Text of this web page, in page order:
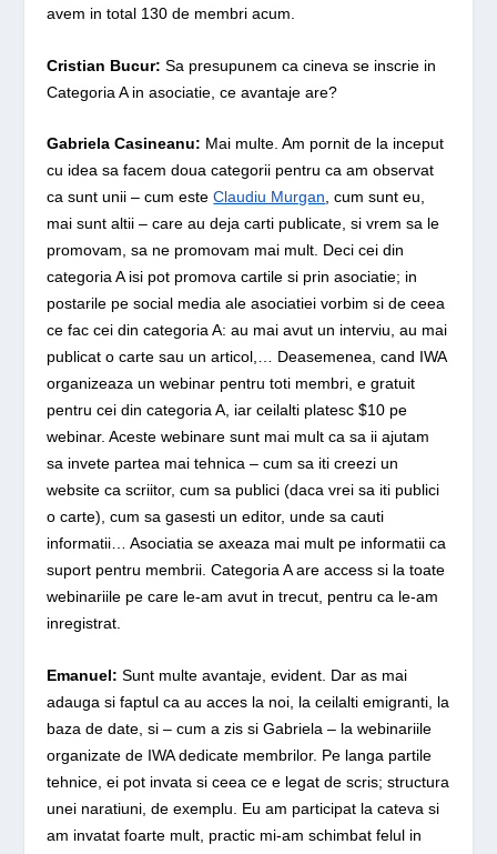
avem in total 130 de membri acum.
Cristian Bucur: Sa presupunem ca cineva se inscrie in
Categoria A in asociatie, ce avantaje are?
Gabriela Casineanu: Mai multe. Am pornit de la inceput
cu idea sa facem doua categorii pentru ca am observat
ca sunt unii – cum esteClaudiu Murgan, cum sunt eu,
mai sunt altii – care au deja carti publicate, si vrem sa le
promovam, sa ne promovam mai mult. Deci cei din
categoria A isi pot promova cartile si prin asociatie; in
postarile pe social media ale asociatiei vorbim si de ceea
ce fac cei din categoria A: au mai avut un interviu, au mai
publicat o carte sau un articol,… Deasemenea, cand IWA
organizeaza un webinar pentru toti membri, e gratuit
pentru cei din categoria A, iar ceilalti platesc $10 pe
webinar. Aceste webinare sunt mai mult ca sa ii ajutam
sa invete partea mai tehnica – cum sa iti creezi un
website ca scriitor, cum sa publici (daca vrei sa iti publici
o carte), cum sa gasesti un editor, unde sa cauti
informatii… Asociatia se axeaza mai mult pe informatii ca
suport pentru membrii. Categoria A are access si la toate
webinariile pe care le-am avut in trecut, pentru ca le-am
inregistrat.
Emanuel:Sunt multe avantaje, evident. Dar as mai
adauga si faptul ca au acces la noi, la ceilalti emigranti, la
baza de date, si – cum a zis si Gabriela – la webinariile
organizate de IWA dedicate membrilor. Pe langa partile
tehnice, ei pot invata si ceea ce e legat de scris; structura
unei naratiuni, de exemplu. Eu am participat la cateva si
am invatat foarte mult, practic mi-am schimbat felul in